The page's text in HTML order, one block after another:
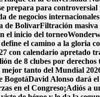
prepara para controversial
de negocios
de BolívarFiltración masiva
el inicio del torneo
el camino a la gloria
con calendario apretado
de 8 clubes por derechos
mejor tanto del Mundial
BogotáDavid Alonso dará
en el Congreso¡Adiós a